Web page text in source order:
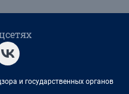
и государственных органов